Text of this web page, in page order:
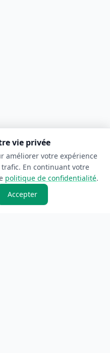
vie privée
améliorer votre expérience
En continuant votre
politique de confidentialité.
Accepter